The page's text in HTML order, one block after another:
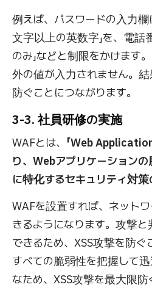
例えば、パスワードの入力欄
文字以上の英数字」を、電話
のみ」などと制限をかけます
外の値が入力されません。
防ぐことにつながります。
3-3. 社員研修の実施
WAFとは、 「Web
り、Webアプリケーション
に特化するセキュリティ対
WAFを設置すれば、ネット
きるようになります。攻撃
できるため、XSS攻撃を防
すべての脆弱性を把握して
なため、XSS攻撃を最大限